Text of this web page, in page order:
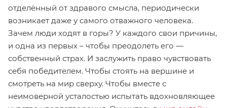
отделённый от здравого смысла, периодически
возникает даже у самого отважного человека.
Зачем люди ходят в горы? У каждого свои причины,
и одна из первых – чтобы преодолеть его —
собственный страх. И заслужить право чувствовать
себя победителем. Чтобы стоять на вершине и
смотреть на мир сверху. Чтобы вместе с
неимоверной усталостью испытать вдохновляющее